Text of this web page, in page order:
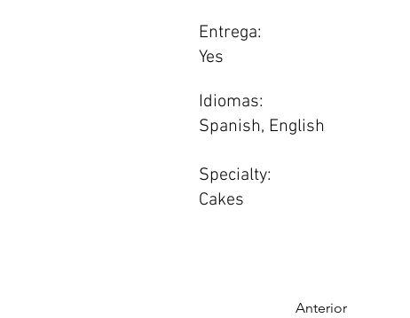
Entrega:
Yes
Idiomas:
Spanish, English
Specialty:
Cakes
Anterior